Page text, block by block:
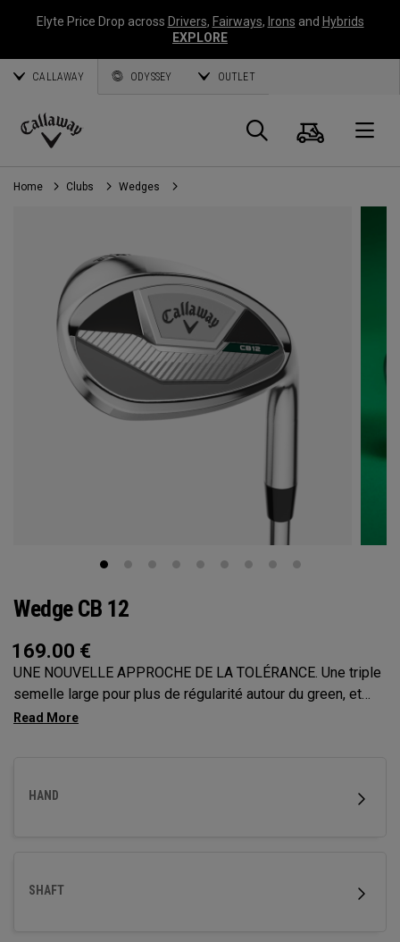
Elyte Price Drop across Drivers, Fairways, Irons and Hybrids
EXPLORE
CALLAWAY ODYSSEY OUTLET
Callaway
Golf
Panier
Home Clubs Wedges
Wedge CB 12
169.00 €
UNE NOUVELLE APPROCHE DE LA TOLÉRANCE. Une triple
semelle large pour plus de régularité autour du green, et
12 g de poids répartis sur l’arrière pour une tolérance
HAND
SHAFT